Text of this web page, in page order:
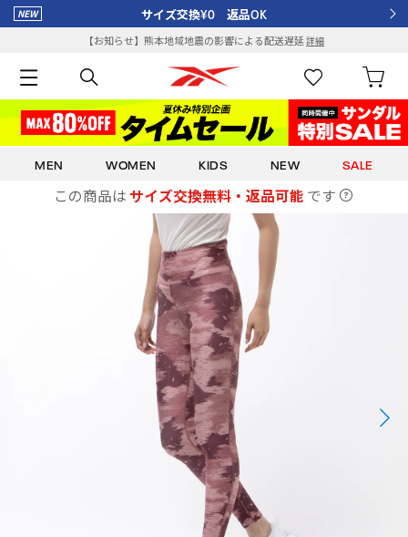
サイズ交換¥0 返品OK
【お知らせ】熊本地域地震の影響による配送遅延詳細
MEN WOMEN KIDS NEW SALE
この商品は サイズ交換無料・返品可能 です